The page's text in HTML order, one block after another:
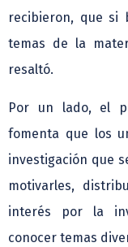
recibieron, que si
temas de la
resaltó.
Por un lado, el
fomenta que los
investigación que
motivarles,
interés por la
conocer temas